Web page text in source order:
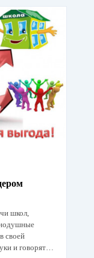
школ,
своей
и говорят…